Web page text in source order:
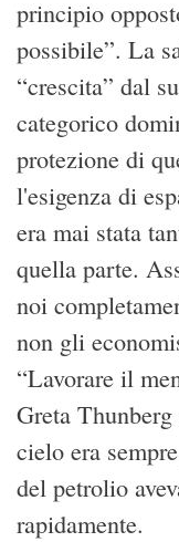
principio
possibile”. La
“crescita” dal
categorico
protezione di
l'esigenza di
era mai stata
quella parte.
noi
non gli
“Lavorare il
Greta
cielo era
del petrolio
rapidamente.